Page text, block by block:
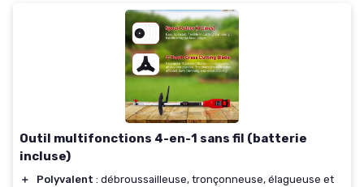
Outil multifonctions 4-en-1 sans fil (batterie
incluse)
＋ Polyvalent : débroussailleuse, tronçonneuse, élagueuse et